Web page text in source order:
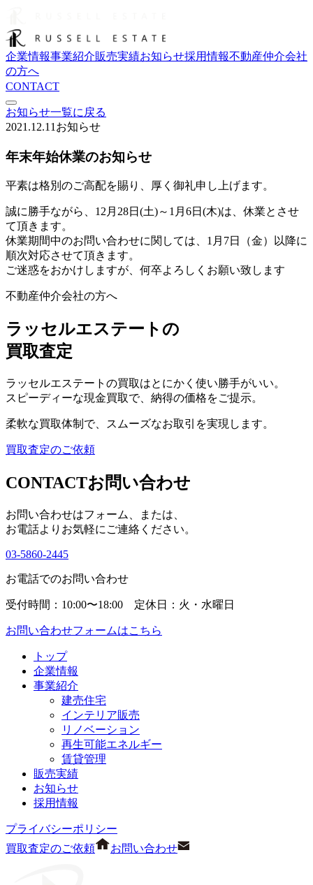
企業情報事業紹介販売実績お知らせ採用情報不動産仲介会社
の方へ
CONTACT
お知らせ一覧に戻る
2021.12.11 お知らせ
年末年始休業のお知らせ
平素は格別のご高配を賜り、厚く御礼申し上げます。
誠に勝手ながら、12月28日(土)～1月6日(木)は、休業とさせ
て頂きます。
休業期間中のお問い合わせに関しては、1月7日（金）以降に
順次対応させて頂きます。
ご迷惑をおかけしますが、何卒よろしくお願い致します
不動産仲介会社の方へ
ラッセルエステートの
買取査定
ラッセルエステートの買取はとにかく使い勝手がいい。
スピーディーな現金買取で、納得の価格をご提示。
柔軟な買取体制で、スムーズなお取引を実現します。
買取査定のご依頼
CONTACTお問い合わせ
お問い合わせはフォーム、または、
お電話よりお気軽にご連絡ください。
03-5860-2445
お電話でのお問い合わせ
受付時間：10:00〜18:00 定休日：火・水曜日
お問い合わせフォームはこちら
トップ
企業情報
事業紹介
建売住宅
インテリア販売
リノベーション
再生可能エネルギー
賃貸管理
販売実績
お知らせ
採用情報
プライバシーポリシー
買取査定のご依頼
お問い合わせ